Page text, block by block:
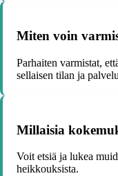
Miten voin
Parhaiten varmistat,
sellaisen tilan ja
Millaisia
Voit etsiä ja lukea
heikkouksista.